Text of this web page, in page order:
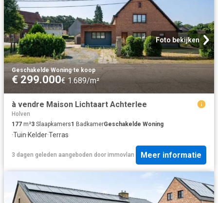
Foto bekijken
Geschakelde Woning·te koop
€ 299.000€ 1.689/m²
à vendre Maison Lichtaart Achterlee
Holven
177 m²3 Slaapkamers1 BadkamerGeschakelde Woning
·Tuin·Kelder·Terras
3 dagen geleden aangeboden door immovlan Meer informatie